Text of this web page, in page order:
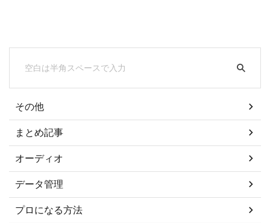
その他
まとめ記事
オーディオ
データ管理
プロになる方法